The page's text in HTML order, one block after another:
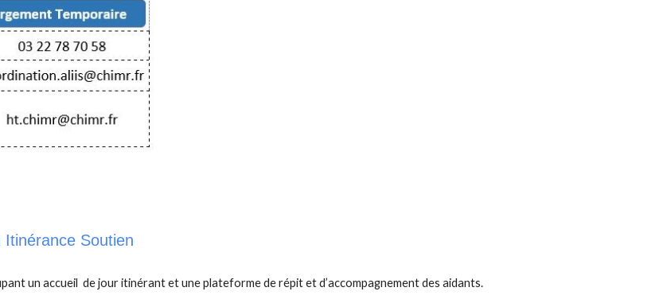
Soutien
un accueil de jour itinérant et une plateforme de répit et d’accompagnement des aidants.